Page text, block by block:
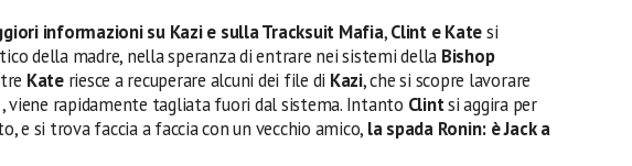
informazioni su Kazi e sulla Tracksuit Mafia,Clint e Katesi
della madre, nella speranza di entrare nei sistemi della Bishop
Kate riesce a recuperare alcuni dei file di Kazi, che si scopre lavorare
viene rapidamente tagliata fuori dal sistema. Intanto Clintsi aggira per
e si trova faccia a faccia con un vecchio amico, la spada Ronin: è Jack a